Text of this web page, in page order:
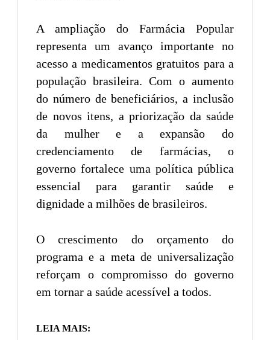
A ampliação do Farmácia Popular
representa um avanço importante no
acesso a medicamentos gratuitos para a
população brasileira. Com o aumento
do número de beneficiários, a inclusão
de novos itens, a priorização da saúde
da mulher e a expansão do
credenciamento de farmácias, o
governo fortalece uma política pública
essencial para garantir saúde e
dignidade a milhões de brasileiros.
O crescimento do orçamento do
programa e a meta de universalização
reforçam o compromisso do governo
em tornar a saúde acessível a todos.
LEIA MAIS: